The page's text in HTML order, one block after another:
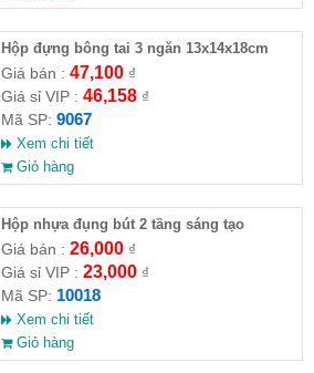
Hộp đựng bông tai 3 ngăn 13x14x18cm
Giá bán : 47,100₫
Giá sỉ VIP : 46,158₫
Mã SP: 9067
Xem chi tiết
Giỏ hàng
Hộp nhựa đụng bút 2 tầng sáng tạo
Giá bán : 26,000₫
Giá sỉ VIP : 23,000₫
Mã SP: 10018
Xem chi tiết
Giỏ hàng